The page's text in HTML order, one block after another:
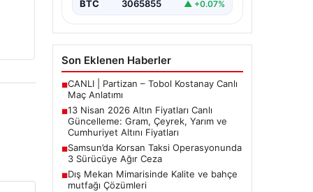
arasında yürütülen barış
BTC 3065855 ▲ +0.07%
Son Eklenen Haberler
■CANLI | Partizan – Tobol Kostanay Canlı
Maç Anlatımı
■13 Nisan 2026 Altın Fiyatları Canlı
Güncelleme: Gram, Çeyrek, Yarım ve
Cumhuriyet Altını Fiyatları
■Samsun’da Korsan Taksi Operasyonunda
3 Sürücüye Ağır Ceza
■Dış Mekan Mimarisinde Kalite ve bahçe
mutfağı Çözümleri